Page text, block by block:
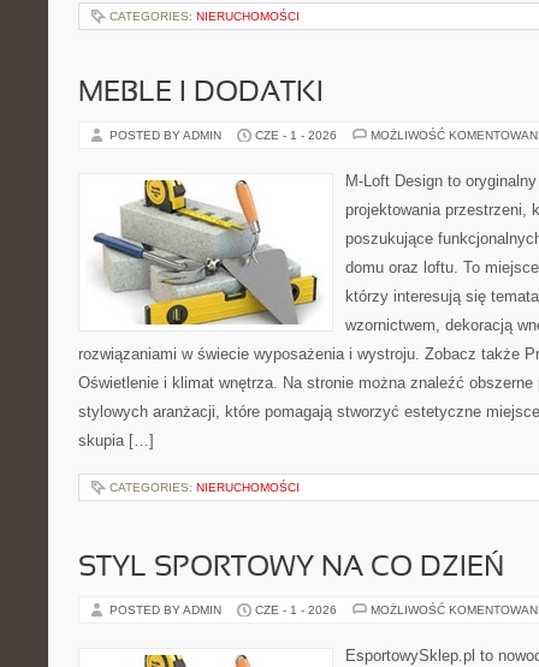
CATEGORIES: NIERUCHOMOŚCI
MEBLE I DODATKI
POSTED BY ADMIN CZE - 1 - 2026 MOŻLIWOŚĆ
M-Loft Design to
projektowania przestrzeni,
poszukujące
domu oraz loftu. To
którzy interesują się
wzornictwem, dekoracją
rozwiązaniami w świecie wyposażenia i wystroju. Zobacz także
Oświetlenie i klimat wnętrza. Na stronie można znaleźć
stylowych aranżacji, które pomagają stworzyć estetyczne
skupia […]
CATEGORIES: NIERUCHOMOŚCI
STYL SPORTOWY NA CO DZIEŃ
POSTED BY ADMIN CZE - 1 - 2026 MOŻLIWOŚĆ
EsportowySklep.pl to